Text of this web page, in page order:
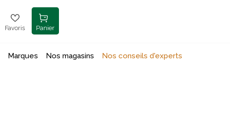
Favoris Panier
Marques Nos magasins Nos conseils d'experts